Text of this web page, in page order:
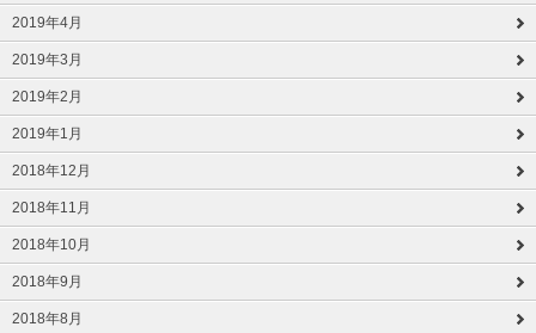
2019年4月
2019年3月
2019年2月
2019年1月
2018年12月
2018年11月
2018年10月
2018年9月
2018年8月